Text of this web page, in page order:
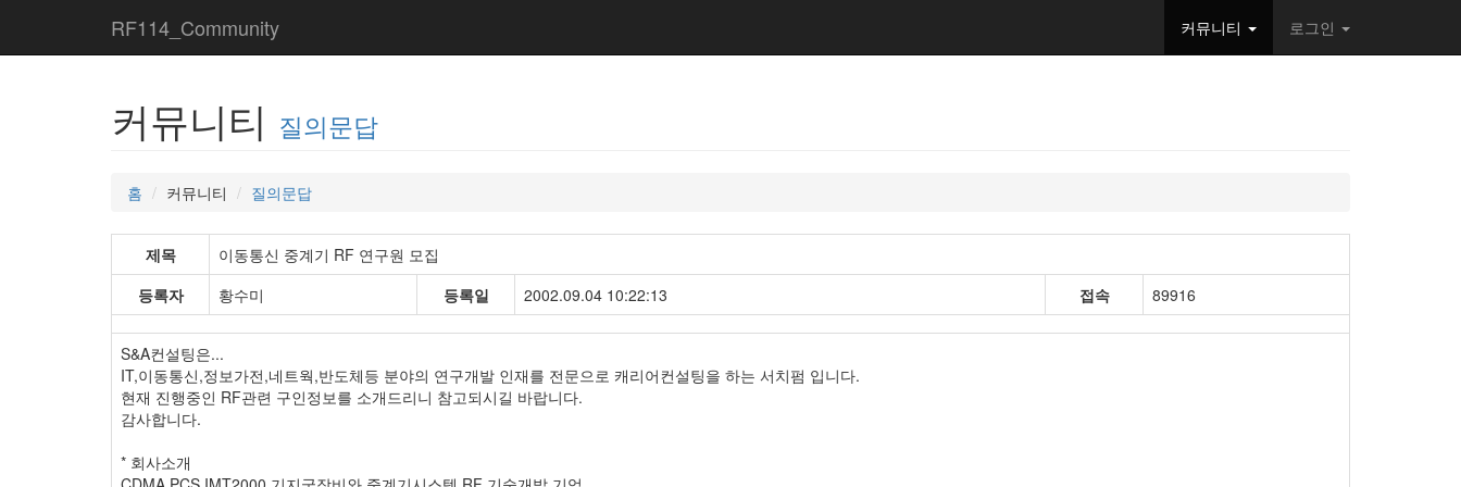
RF114_Community 커뮤니티 로그인
커뮤니티 질의문답
홈 커뮤니티 질의문답
제목
이동통신 중계기 RF 연구원 모집
등록자
황수미 등록일 2002.09.04 10:22:13 접속 89916
S&A컨설팅은...
IT,이동통신,정보가전,네트웍,반도체등 분야의 연구개발 인재를 전문으로 캐리어컨설팅을 하는 서치펌 입니다.
현재 진행중인 RF관련 구인정보를 소개드리니 참고되시길 바랍니다.
감사합니다.
* 회사소개